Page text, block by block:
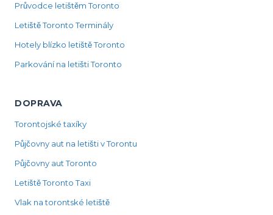
Průvodce letištěm Toronto
Letiště Toronto Terminály
Hotely blízko letiště Toronto
Parkování na letišti Toronto
DOPRAVA
Torontojské taxíky
Půjčovny aut na letišti v Torontu
Půjčovny aut Toronto
Letiště Toronto Taxi
Vlak na torontské letiště